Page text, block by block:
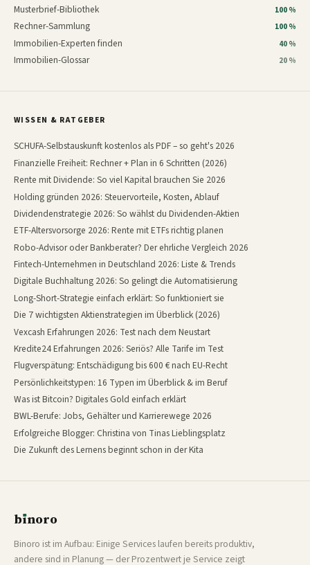
Musterbrief-Bibliothek 100 %
Rechner-Sammlung 100 %
Immobilien-Experten finden 40 %
Immobilien-Glossar 20 %
WISSEN & RATGEBER
SCHUFA-Selbstauskunft kostenlos als PDF – so geht's 2026
Finanzielle Freiheit: Rechner + Plan in 6 Schritten (2026)
Rente mit Dividende: So viel Kapital brauchen Sie 2026
Holding gründen 2026: Steuervorteile, Kosten, Ablauf
Dividendenstrategie 2026: So wählst du Dividenden-Aktien
ETF-Altersvorsorge 2026: Rente mit ETFs richtig planen
Robo-Advisor oder Bankberater? Der ehrliche Vergleich 2026
Fintech-Unternehmen in Deutschland 2026: Liste & Trends
Digitale Buchhaltung 2026: So gelingt die Automatisierung
Long-Short-Strategie einfach erklärt: So funktioniert sie
Die 7 wichtigsten Aktienstrategien im Überblick (2026)
Vexcash Erfahrungen 2026: Test nach dem Neustart
Kredite24 Erfahrungen 2026: Seriös? Alle Tarife im Test
Flugverspätung: Entschädigung bis 600 € nach EU-Recht
Persönlichkeitstypen: 16 Typen im Überblick & im Beruf
Was ist Bitcoin? Digitales Gold einfach erklärt
BWL-Berufe: Jobs, Gehälter und Karrierewege 2026
Erfolgreiche Blogger: Christina von Tinas Lieblingsplatz
Die Zukunft des Lernens beginnt schon in der Kita
bınoro
Binoro ist im Aufbau: Einige Services laufen bereits produktiv,
andere sind in Planung — der Prozentwert je Service zeigt